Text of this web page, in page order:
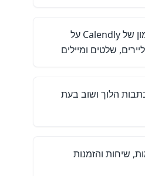
שתף קישורי תזמון של Calendly על
שלטים ומיילים
הלוך ושוב בעת
שיחות והזמנות